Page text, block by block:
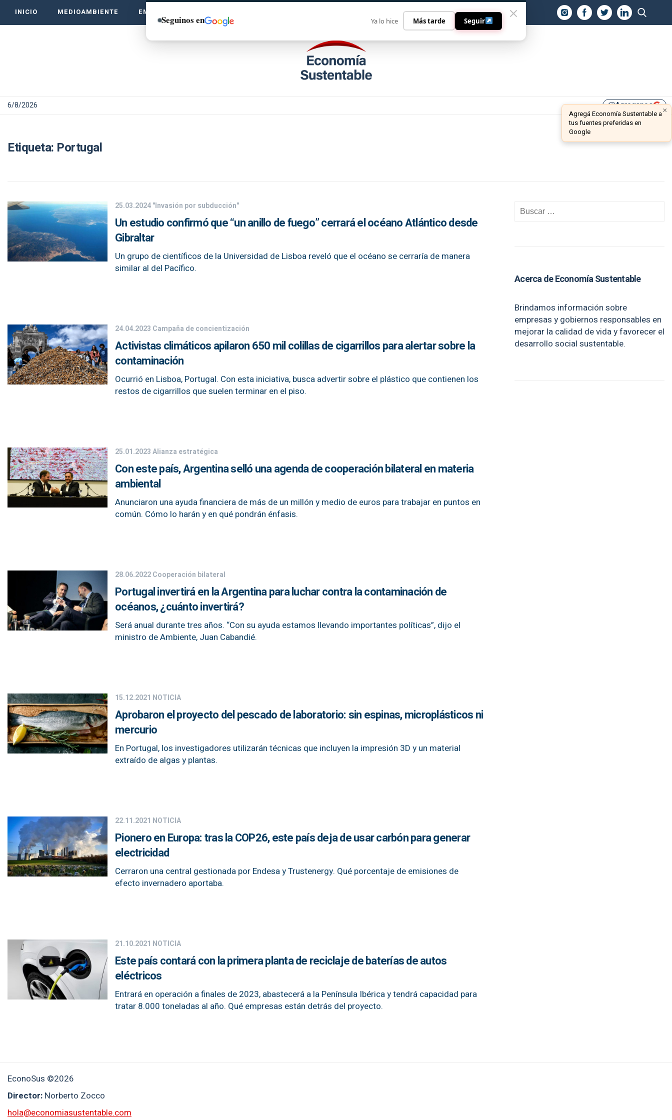
INICIO MEDIOAMBIENTE EMPRENDE VERDE CONTACTO
6/8/2026 library_addAgreganos ×
Agregá Economía Sustentable a
tus fuentes preferidas en
Google
Etiqueta: Portugal
25.03.2024"Invasión por subducción"
Un estudio confirmó que “un anillo de fuego” cerrará el océano Atlántico desde
Gibraltar
Un grupo de científicos de la Universidad de Lisboa reveló que el océano se cerraría de manera
similar al del Pacífico.
24.04.2023 Campaña de concientización
Activistas climáticos apilaron 650 mil colillas de cigarrillos para alertar sobre la
contaminación
Ocurrió en Lisboa, Portugal. Con esta iniciativa, busca advertir sobre el plástico que contienen los
restos de cigarrillos que suelen terminar en el piso.
25.01.2023Alianza estratégica
Con este país, Argentina selló una agenda de cooperación bilateral en materia
ambiental
Anunciaron una ayuda financiera de más de un millón y medio de euros para trabajar en puntos en
común. Cómo lo harán y en qué pondrán énfasis.
28.06.2022Cooperación bilateral
Portugal invertirá en la Argentina para luchar contra la contaminación de
océanos, ¿cuánto invertirá?
Será anual durante tres años. “Con su ayuda estamos llevando importantes políticas”, dijo el
ministro de Ambiente, Juan Cabandié.
15.12.2021 NOTICIA
Aprobaron el proyecto del pescado de laboratorio: sin espinas, microplásticos ni
mercurio
En Portugal, los investigadores utilizarán técnicas que incluyen la impresión 3D y un material
extraído de algas y plantas.
22.11.2021 NOTICIA
Pionero en Europa: tras la COP26, este país deja de usar carbón para generar
electricidad
Cerraron una central gestionada por Endesa y Trustenergy. Qué porcentaje de emisiones de
efecto invernadero aportaba.
21.10.2021 NOTICIA
Este país contará con la primera planta de reciclaje de baterías de autos
eléctricos
Entrará en operación a finales de 2023, abastecerá a la Península Ibérica y tendrá capacidad para
tratar 8.000 toneladas al año. Qué empresas están detrás del proyecto.
Acerca de Economía Sustentable
Brindamos información sobre
empresas y gobiernos responsables en
mejorar la calidad de vida y favorecer el
desarrollo social sustentable.
EconoSus ©2026
Director: Norberto Zocco
hola@economiasustentable.com
Seguinos en Ya lo hice Más tarde Seguir